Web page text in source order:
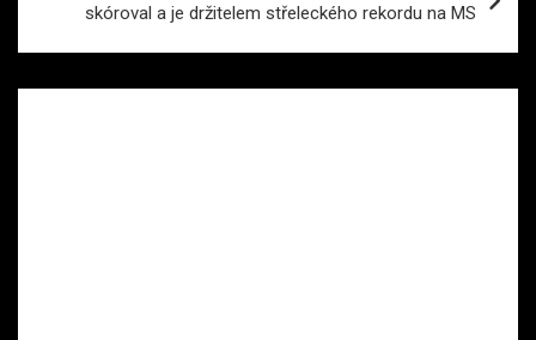
skóroval a je držitelem střeleckého rekordu na MS